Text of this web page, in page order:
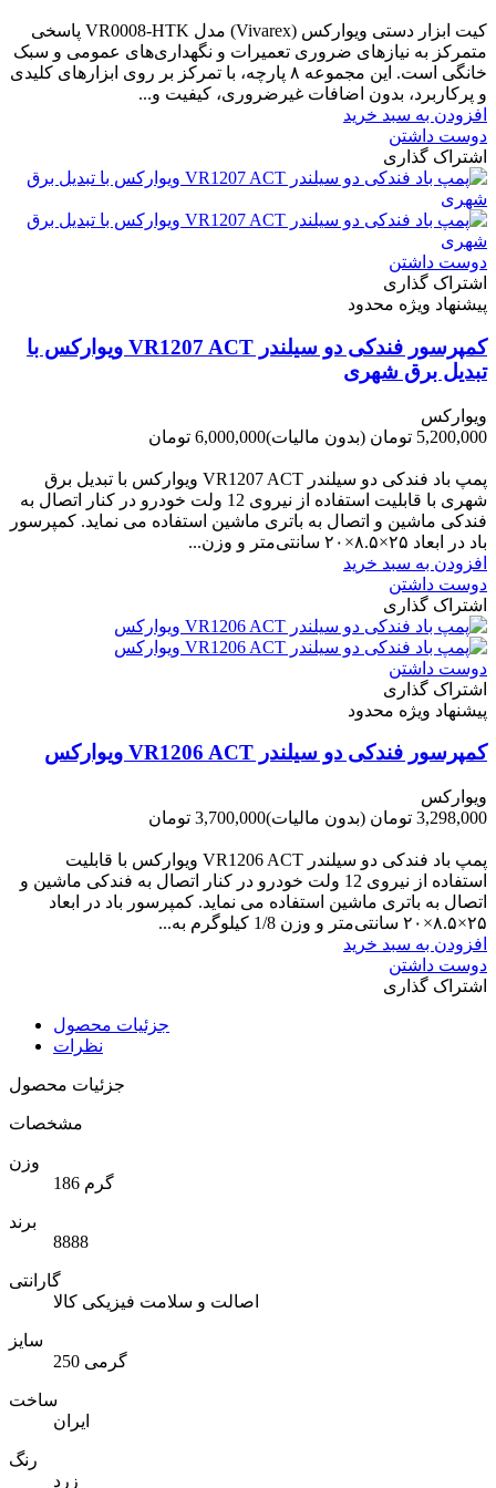
کیت ابزار دستی ویوارکس (Vivarex) مدل VR0008-HTK پاسخی
متمرکز به نیازهای ضروری تعمیرات و نگهداری‌های عمومی و سبک
خانگی است. این مجموعه ۸ پارچه، با تمرکز بر روی ابزارهای کلیدی
و پرکاربرد، بدون اضافات غیرضروری، کیفیت و...
افزودن به سبد خرید
دوست داشتن
اشتراک گذاری
دوست داشتن
اشتراک گذاری
پیشنهاد ویژه محدود
کمپرسور فندکی دو سیلندر VR1207 ACT ویوارکس با
تبدیل برق شهری
ویوارکس
5,200,000 تومان
(بدون مالیات)6,000,000 تومان
پمپ باد فندکی دو سیلندر VR1207 ACT ویوارکس با تبدیل برق
شهری با قابلیت استفاده از نیروی 12 ولت خودرو در کنار اتصال به
فندکی ماشین و اتصال به باتری ماشین استفاده می نماید. کمپرسور
باد در ابعاد ۲۵×۸.۵×۲۰ سانتی‌متر و وزن...
افزودن به سبد خرید
دوست داشتن
اشتراک گذاری
دوست داشتن
اشتراک گذاری
پیشنهاد ویژه محدود
کمپرسور فندکی دو سیلندر VR1206 ACT ویوارکس
ویوارکس
3,298,000 تومان
(بدون مالیات)3,700,000 تومان
پمپ باد فندکی دو سیلندر VR1206 ACT ویوارکس با قابلیت
استفاده از نیروی 12 ولت خودرو در کنار اتصال به فندکی ماشین و
اتصال به باتری ماشین استفاده می نماید. کمپرسور باد در ابعاد
۲۵×۸.۵×۲۰ سانتی‌متر و وزن 1/8 کیلوگرم به...
افزودن به سبد خرید
دوست داشتن
اشتراک گذاری
جزئیات محصول
نظرات
جزئیات محصول
مشخصات
وزن
186 گرم
برند
8888
گارانتی
اصالت و سلامت فیزیکی کالا
سایز
250 گرمی
ساخت
ایران
رنگ
زرد